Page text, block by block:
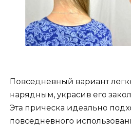
Повседневный вариант
нарядным, украсив его
Эта прическа идеально
повседневного